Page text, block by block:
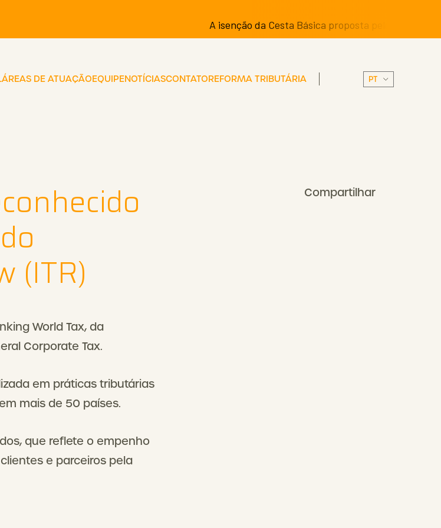
A isenção da Cesta Básica proposta pelos Senadores
ÁREAS DE ATUAÇÃOEQUIPENOTÍCIASCONTATOREFORMA TRIBUTÁRIA
(ITR)
World Tax, da
Corporate Tax.
em práticas tributárias
mais de 50 países.
que reflete o empenho
e parceiros pela
Compartilhar